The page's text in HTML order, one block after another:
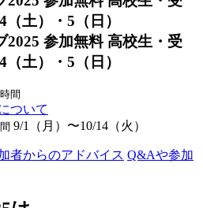
間
ついて
9/1（月）〜10/14（火）
者からのアドバイス Q&Aや参加